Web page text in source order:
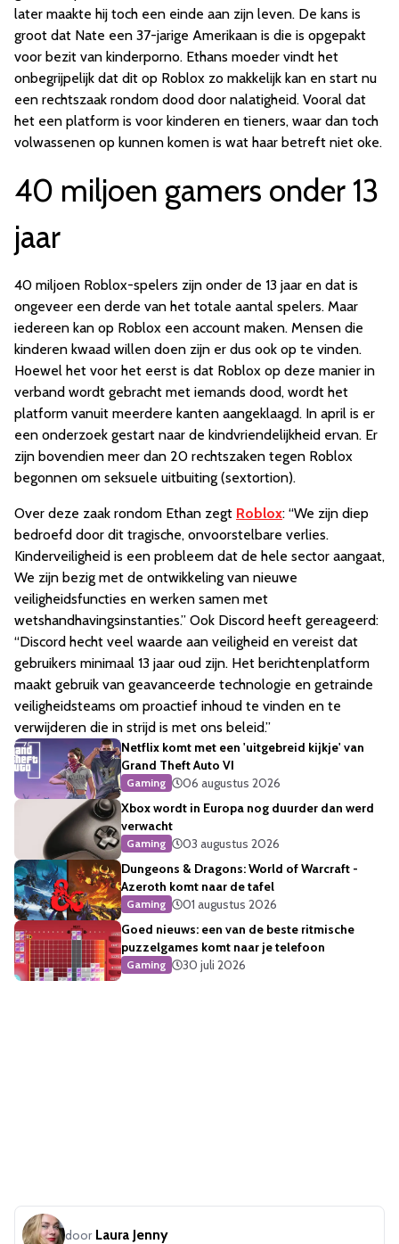
later maakte hij toch een einde aan zijn leven. De kans is
groot dat Nate een 37-jarige Amerikaan is die is opgepakt
voor bezit van kinderporno. Ethans moeder vindt het
onbegrijpelijk dat dit op Roblox zo makkelijk kan en start nu
een rechtszaak rondom dood door nalatigheid. Vooral dat
het een platform is voor kinderen en tieners, waar dan toch
volwassenen op kunnen komen is wat haar betreft niet oke.
40 miljoen gamers onder 13
jaar
40 miljoen Roblox-spelers zijn onder de 13 jaar en dat is
ongeveer een derde van het totale aantal spelers. Maar
iedereen kan op Roblox een account maken. Mensen die
kinderen kwaad willen doen zijn er dus ook op te vinden.
Hoewel het voor het eerst is dat Roblox op deze manier in
verband wordt gebracht met iemands dood, wordt het
platform vanuit meerdere kanten aangeklaagd. In april is er
een onderzoek gestart naar de kindvriendelijkheid ervan. Er
zijn bovendien meer dan 20 rechtszaken tegen Roblox
begonnen om seksuele uitbuiting (sextortion).
Over deze zaak rondom Ethan zegt Roblox: “We zijn diep
bedroefd door dit tragische, onvoorstelbare verlies.
Kinderveiligheid is een probleem dat de hele sector aangaat,
We zijn bezig met de ontwikkeling van nieuwe
veiligheidsfuncties en werken samen met
wetshandhavingsinstanties.” Ook Discord heeft gereageerd:
“Discord hecht veel waarde aan veiligheid en vereist dat
gebruikers minimaal 13 jaar oud zijn. Het berichtenplatform
maakt gebruik van geavanceerde technologie en getrainde
veiligheidsteams om proactief inhoud te vinden en te
verwijderen die in strijd is met ons beleid.”
Netflix komt met een 'uitgebreid kijkje' van
Grand Theft Auto VI
Gaming
06 augustus 2026
Xbox wordt in Europa nog duurder dan werd
verwacht
Gaming
03 augustus 2026
Dungeons & Dragons: World of Warcraft -
Azeroth komt naar de tafel
Gaming
01 augustus 2026
Goed nieuws: een van de beste ritmische
puzzelgames komt naar je telefoon
Gaming 30 juli 2026
door Laura Jenny